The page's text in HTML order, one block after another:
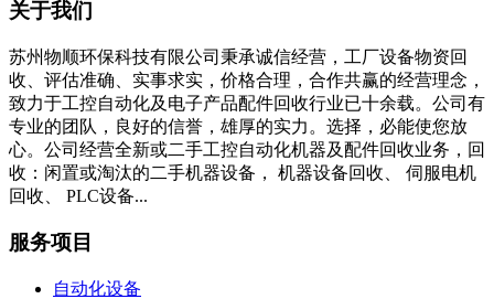
关于我们
苏州物顺环保科技有限公司秉承诚信经营，工厂设备物资回
收、评估准确、实事求实，价格合理，合作共赢的经营理念，
致力于工控自动化及电子产品配件回收行业已十余载。公司有
专业的团队，良好的信誉，雄厚的实力。选择，必能使您放
心。公司经营全新或二手工控自动化机器及配件回收业务，回
收：闲置或淘汰的二手机器设备， 机器设备回收、 伺服电机
回收、 PLC设备...
服务项目
自动化设备